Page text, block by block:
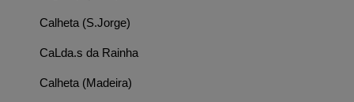
Calheta (S.Jorge)
CaLda.s da Rainha
Calheta (Madeira)